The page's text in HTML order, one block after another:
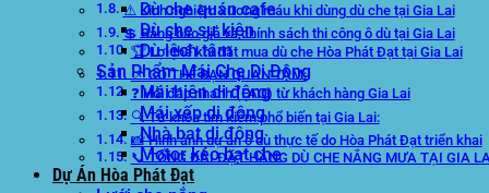
Dù che quán cafe
Dù che sự kiện
Dù lệch tâm
Sản Phẩm Mái Che Di Động
Mái hiên di động
Mái xếp di động
Nhà bạt di động
Motor kéo bạt che
Dự Án Hòa Phát Đạt
⚠️ Kinh nghiệm xương máu khi dùng dù che tại Gia Lai
💲 Bảng báo giá và chính sách thi công ô dù tại Gia Lai
🏆 Lợi thế khi đặt mua dù che Hòa Phát Đạt tại Gia Lai
📌 CÓ THỂ BẠN QUAN TÂM:
❓ Hỏi đáp nhanh (FAQ) từ khách hàng Gia Lai
🔍 Từ khóa tìm kiếm phổ biến tại Gia Lai:
📸 Hình ảnh dự án ô dù thực tế do Hòa Phát Đạt triển khai
📞 TỔNG ĐÀI ĐẶT HÀNG DÙ CHE NẮNG MƯA TẠI GIA